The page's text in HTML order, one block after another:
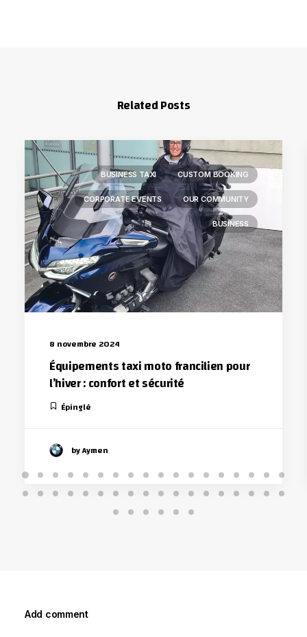
Related Posts
BUSINESS TAXI CUSTOM BOOKING
CORPORATE EVENTS OUR COMMUNITY
BUSINESS
8 novembre 2024
Équipements taxi moto francilien pour
l’hiver : confort et sécurité
Épinglé
by Aymen
Add comment